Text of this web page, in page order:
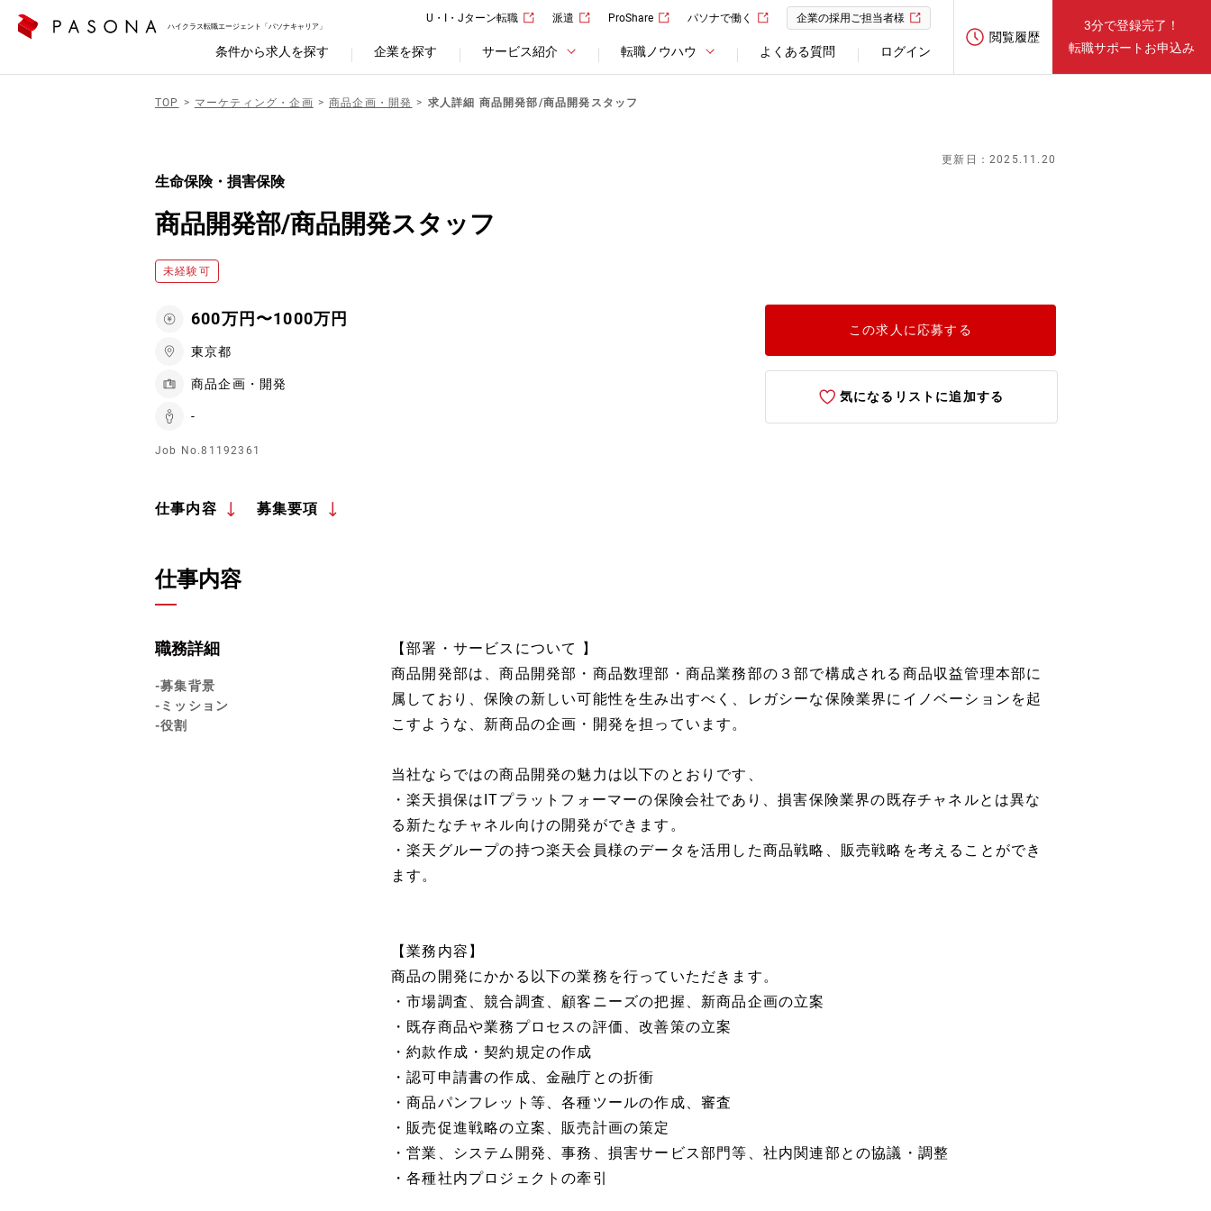
ハイクラス転職エージェント「パソナキャリア」
U・I・Jターン転職 派遣 ProShare パソナで働く 企業の採用ご担当者様
条件から求人を探す 企業を探す サービス紹介 転職ノウハウ よくある質問 ログイン
閲覧履歴
3分で登録完了！
転職サポートお申込み
TOP マーケティング・企画 商品企画・開発 求人詳細 商品開発部/商品開発スタッフ
更新日：2025.11.20
生命保険・損害保険
商品開発部/商品開発スタッフ
未経験可
600万円〜1000万円
東京都
商品企画・開発
-
Job No.81192361
この求人に応募する
気になるリストに追加する
仕事内容 募集要項
仕事内容
職務詳細
-募集背景
-ミッション
-役割
【部署・サービスについて 】
商品開発部は、商品開発部・商品数理部・商品業務部の３部で構成される商品収益管理本部に
属しており、保険の新しい可能性を生み出すべく、レガシーな保険業界にイノベーションを起
こすような、新商品の企画・開発を担っています。
当社ならではの商品開発の魅力は以下のとおりです、
・楽天損保はITプラットフォーマーの保険会社であり、損害保険業界の既存チャネルとは異な
る新たなチャネル向けの開発ができます。
・楽天グループの持つ楽天会員様のデータを活用した商品戦略、販売戦略を考えることができ
ます。
【業務内容】
商品の開発にかかる以下の業務を行っていただきます。
・市場調査、競合調査、顧客ニーズの把握、新商品企画の立案
・既存商品や業務プロセスの評価、改善策の立案
・約款作成・契約規定の作成
・認可申請書の作成、金融庁との折衝
・商品パンフレット等、各種ツールの作成、審査
・販売促進戦略の立案、販売計画の策定
・営業、システム開発、事務、損害サービス部門等、社内関連部との協議・調整
・各種社内プロジェクトの牽引